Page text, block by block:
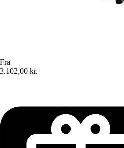
Fra
3.102,00 kr.